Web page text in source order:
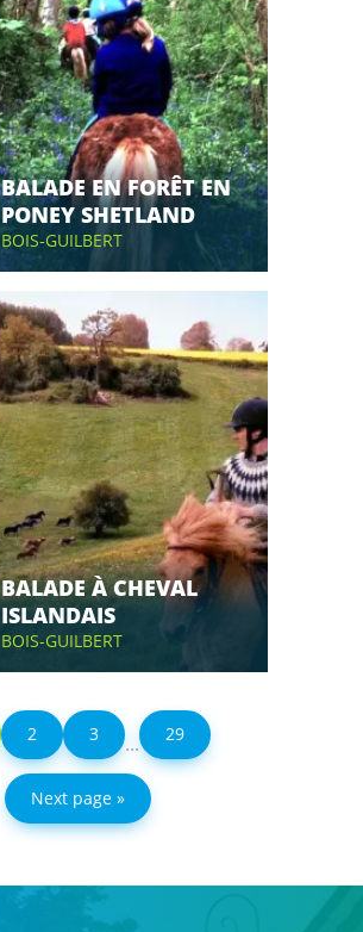
BALADE EN FORÊT EN
PONEY SHETLAND
BOIS-GUILBERT
BALADE À CHEVAL
ISLANDAIS
BOIS-GUILBERT
2 3 ... 29
Next page »